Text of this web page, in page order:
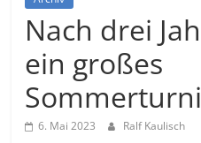
Nach drei
ein großes
6. Mai 2023 Ralf Kaulisch